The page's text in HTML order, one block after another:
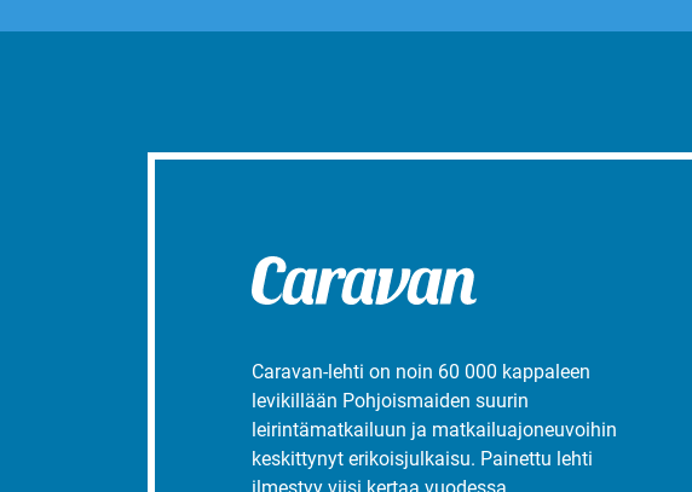
Caravan-lehti on noin 60 000 kappaleen
levikillään Pohjoismaiden suurin
leirintämatkailuun ja matkailuajoneuvoihin
keskittynyt erikoisjulkaisu. Painettu lehti
ilmestyy viisi kertaa vuodessa.